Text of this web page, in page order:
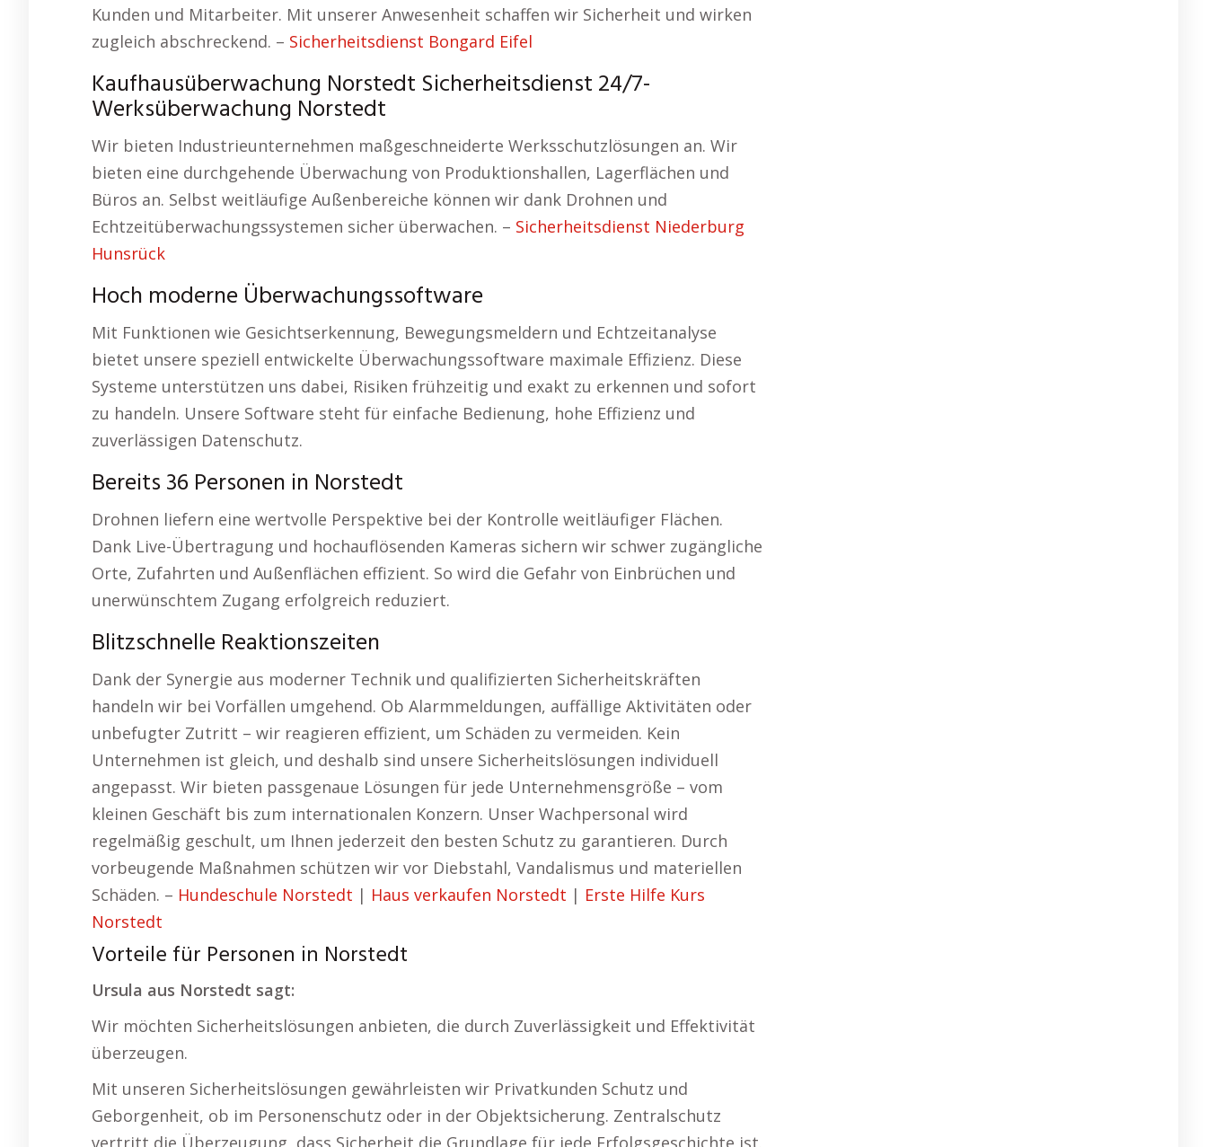
Kunden und Mitarbeiter. Mit unserer Anwesenheit schaffen wir Sicherheit und wirken
zugleich abschreckend. – Sicherheitsdienst Bongard Eifel
Kaufhausüberwachung Norstedt Sicherheitsdienst 24/7-
Werksüberwachung Norstedt
Wir bieten Industrieunternehmen maßgeschneiderte Werksschutzlösungen an. Wir
bieten eine durchgehende Überwachung von Produktionshallen, Lagerflächen und
Büros an. Selbst weitläufige Außenbereiche können wir dank Drohnen und
Echtzeitüberwachungssystemen sicher überwachen. – Sicherheitsdienst Niederburg
Hunsrück
Hoch moderne Überwachungssoftware
Mit Funktionen wie Gesichtserkennung, Bewegungsmeldern und Echtzeitanalyse
bietet unsere speziell entwickelte Überwachungssoftware maximale Effizienz. Diese
Systeme unterstützen uns dabei, Risiken frühzeitig und exakt zu erkennen und sofort
zu handeln. Unsere Software steht für einfache Bedienung, hohe Effizienz und
zuverlässigen Datenschutz.
Bereits 36 Personen in Norstedt
Drohnen liefern eine wertvolle Perspektive bei der Kontrolle weitläufiger Flächen.
Dank Live-Übertragung und hochauflösenden Kameras sichern wir schwer zugängliche
Orte, Zufahrten und Außenflächen effizient. So wird die Gefahr von Einbrüchen und
unerwünschtem Zugang erfolgreich reduziert.
Blitzschnelle Reaktionszeiten
Dank der Synergie aus moderner Technik und qualifizierten Sicherheitskräften
handeln wir bei Vorfällen umgehend. Ob Alarmmeldungen, auffällige Aktivitäten oder
unbefugter Zutritt – wir reagieren effizient, um Schäden zu vermeiden. Kein
Unternehmen ist gleich, und deshalb sind unsere Sicherheitslösungen individuell
angepasst. Wir bieten passgenaue Lösungen für jede Unternehmensgröße – vom
kleinen Geschäft bis zum internationalen Konzern. Unser Wachpersonal wird
regelmäßig geschult, um Ihnen jederzeit den besten Schutz zu garantieren. Durch
vorbeugende Maßnahmen schützen wir vor Diebstahl, Vandalismus und materiellen
Schäden. – Hundeschule Norstedt | Haus verkaufen Norstedt | Erste Hilfe Kurs
Norstedt
Vorteile für Personen in Norstedt
Ursula aus Norstedt sagt:
Wir möchten Sicherheitslösungen anbieten, die durch Zuverlässigkeit und Effektivität
überzeugen.
Mit unseren Sicherheitslösungen gewährleisten wir Privatkunden Schutz und
Geborgenheit, ob im Personenschutz oder in der Objektsicherung. Zentralschutz
vertritt die Überzeugung, dass Sicherheit die Grundlage für jede Erfolgsgeschichte ist.